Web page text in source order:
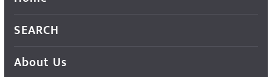
SEARCH
About Us